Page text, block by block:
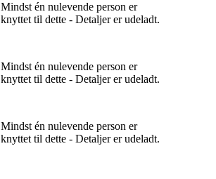
Mindst én nulevende person er
knyttet til dette - Detaljer er udeladt.
Mindst én nulevende person er
knyttet til dette - Detaljer er udeladt.
Mindst én nulevende person er
knyttet til dette - Detaljer er udeladt.